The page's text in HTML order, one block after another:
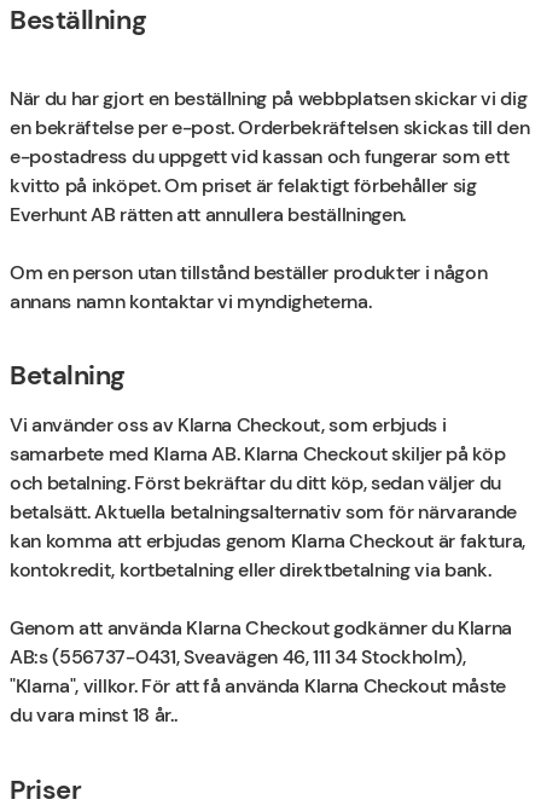
Beställning
När du har gjort en beställning på webbplatsen skickar vi dig
en bekräftelse per e-post. Orderbekräftelsen skickas till den
e-postadress du uppgett vid kassan och fungerar som ett
kvitto på inköpet. Om priset är felaktigt förbehåller sig
Everhunt AB rätten att annullera beställningen.
Om en person utan tillstånd beställer produkter i någon
annans namn kontaktar vi myndigheterna.
Betalning
Vi använder oss av Klarna Checkout, som erbjuds i
samarbete med Klarna AB. Klarna Checkout skiljer på köp
och betalning. Först bekräftar du ditt köp, sedan väljer du
betalsätt. Aktuella betalningsalternativ som för närvarande
kan komma att erbjudas genom Klarna Checkout är faktura,
kontokredit, kortbetalning eller direktbetalning via bank.
Genom att använda Klarna Checkout godkänner du Klarna
AB:s (556737-0431, Sveavägen 46, 111 34 Stockholm),
"Klarna", villkor. För att få använda Klarna Checkout måste
du vara minst 18 år..
Priser